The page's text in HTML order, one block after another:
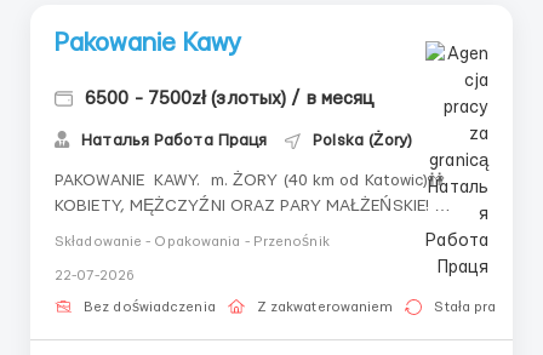
Pakowanie Kawy
6500 - 7500zł (злотых) / в месяц
Наталья Работа Праця Polska (Żory)
PAKOWANIE KAWY. m. ŻORY (40 km od Katowic)👫
KOBIETY, MĘŻCZYŹNI ORAZ PARY MAŁŻEŃSKIE!
Znajomość języka polskiego NIE JEST WYMAGANA —
👨 Mężczyźni: 25,68 zł netto Po 6 miesiącach stawka
wzrasta do -26,24!). 🎓 Studenci ...
Składowanie - Opakowania - Przenośnik
22-07-2026
Bez doświadczenia Z zakwaterowaniem Stała praca